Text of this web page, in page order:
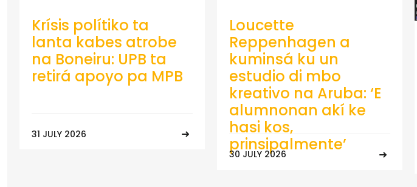
Krísis polítiko ta
lanta kabes atrobe
na Boneiru: UPB ta
retirá apoyo pa MPB
31 JULY 2026
Loucette
Reppenhagen a
kuminsá ku un
estudio di mbo
kreativo na Aruba: ‘E
alumnonan akí ke
hasi kos,
prinsipalmente’
30 JULY 2026